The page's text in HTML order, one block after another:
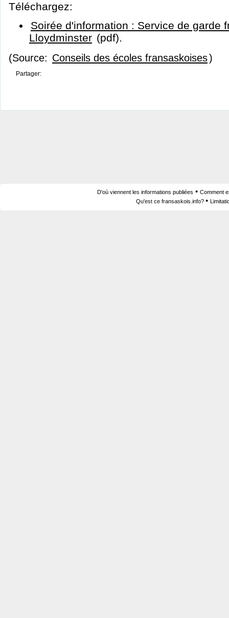
Téléchargez:
Soirée d'information : Service de garde
Lloydminster (pdf).
(Source: Conseils des écoles fransaskoises)
Partager:
D'où viennent les informations publiées • Comment
Qu'est ce fransaskois.info? •